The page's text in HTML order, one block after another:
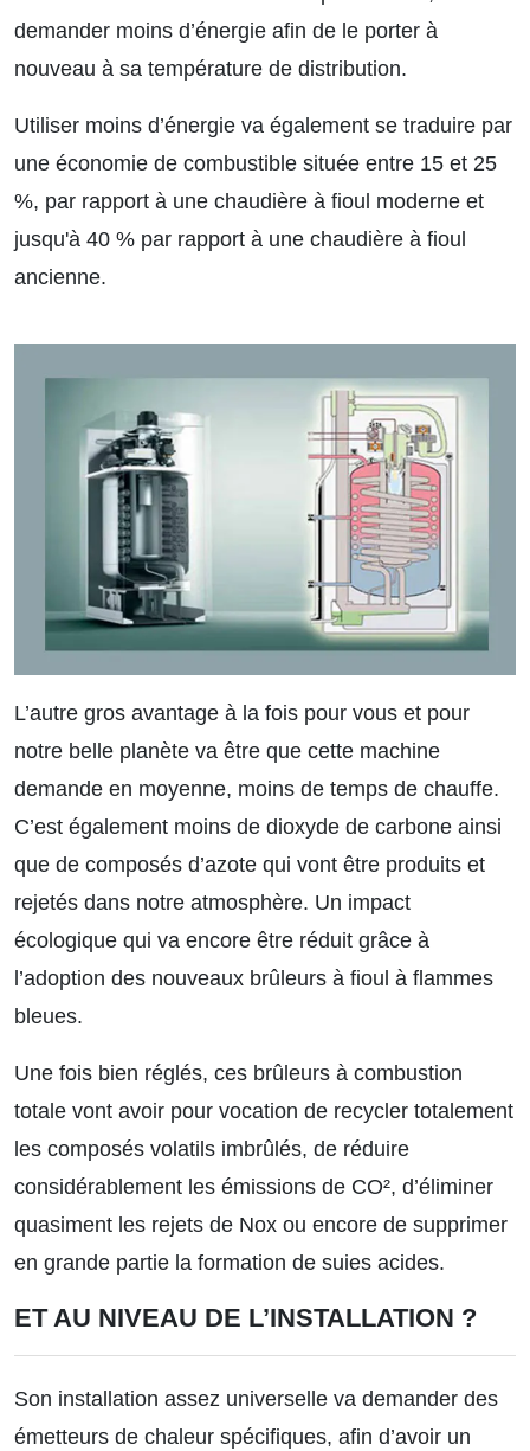
demander moins d’énergie afin de le porter à
nouveau à sa température de distribution.
Utiliser moins d’énergie va également se traduire par
une économie de combustible située entre 15 et 25
%, par rapport à une chaudière à fioul moderne et
jusqu'à 40 % par rapport à une chaudière à fioul
ancienne.
L’autre gros avantage à la fois pour vous et pour
notre belle planète va être que cette machine
demande en moyenne, moins de temps de chauffe.
C’est également moins de dioxyde de carbone ainsi
que de composés d’azote qui vont être produits et
rejetés dans notre atmosphère. Un impact
écologique qui va encore être réduit grâce à
l’adoption des nouveaux brûleurs à fioul à flammes
bleues.
Une fois bien réglés, ces brûleurs à combustion
totale vont avoir pour vocation de recycler totalement
les composés volatils imbrûlés, de réduire
considérablement les émissions de CO², d’éliminer
quasiment les rejets de Nox ou encore de supprimer
en grande partie la formation de suies acides.
ET AU NIVEAU DE L’INSTALLATION ?
Son installation assez universelle va demander des
émetteurs de chaleur spécifiques, afin d’avoir un